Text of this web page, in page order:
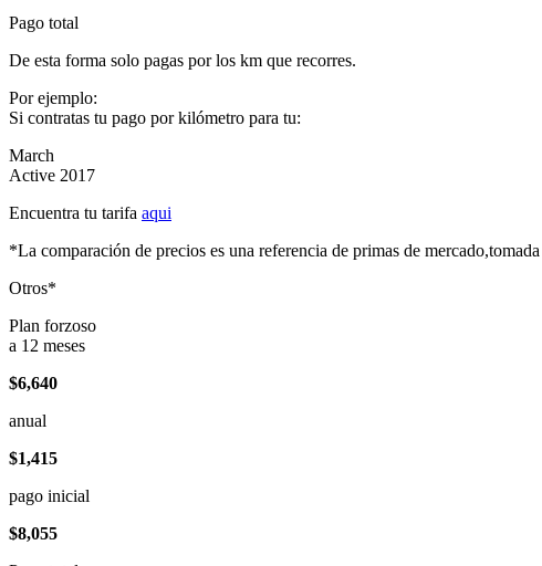
Pago total
De esta forma solo pagas por los km que recorres.
Por ejemplo:
Si contratas tu pago por kilómetro para tu:
March
Active 2017
Encuentra tu tarifa aqui
*La comparación de precios es una referencia de primas de
Otros*
Plan forzoso
a 12 meses
$6,640
anual
$1,415
pago inicial
$8,055